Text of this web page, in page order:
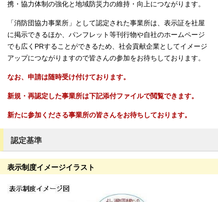
携・協力体制の強化と地域防災力の維持・向上につながります。
「消防団協力事業所」として認定された事業所は、表示証を社屋
に掲示できるほか、パンフレット等刊行物や自社のホームページ
でも広くPRすることができるため、社会貢献企業としてイメージ
アップにつながりますので皆さんの参加をお待ちしております。
なお、申請は随時受け付けております。
新規・再認定した事業所は下記添付ファイルで閲覧できます。
新たに参加くださる事業所の皆さんをお待ちしております。
認定基準
表示制度イメージイラスト